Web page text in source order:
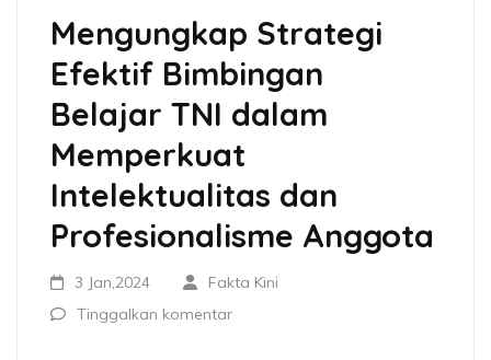
Mengungkap Strategi
Efektif Bimbingan
Belajar TNI dalam
Memperkuat
Intelektualitas dan
Profesionalisme Anggota
3 Jan,2024
Fakta Kini
Tinggalkan komentar